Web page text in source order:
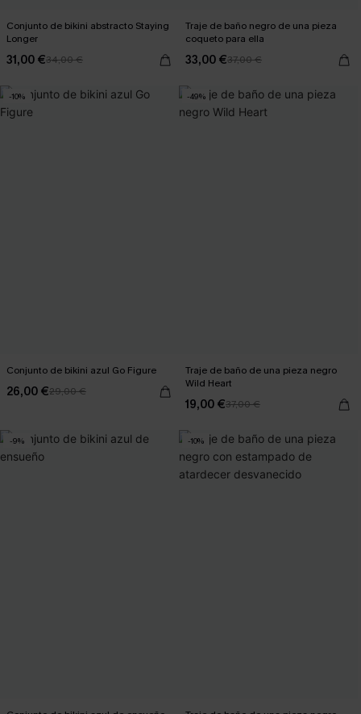
Conjunto de bikini abstracto Staying
Longer
31,00 €34,00 €
Traje de baño negro de una pieza
coqueto para ella
33,00 €37,00 €
-10%
Conjunto de bikini azul Go Figure
26,00 €29,00 €
-49%
Traje de baño de una pieza negro
Wild Heart
19,00 €37,00 €
-9% -10%